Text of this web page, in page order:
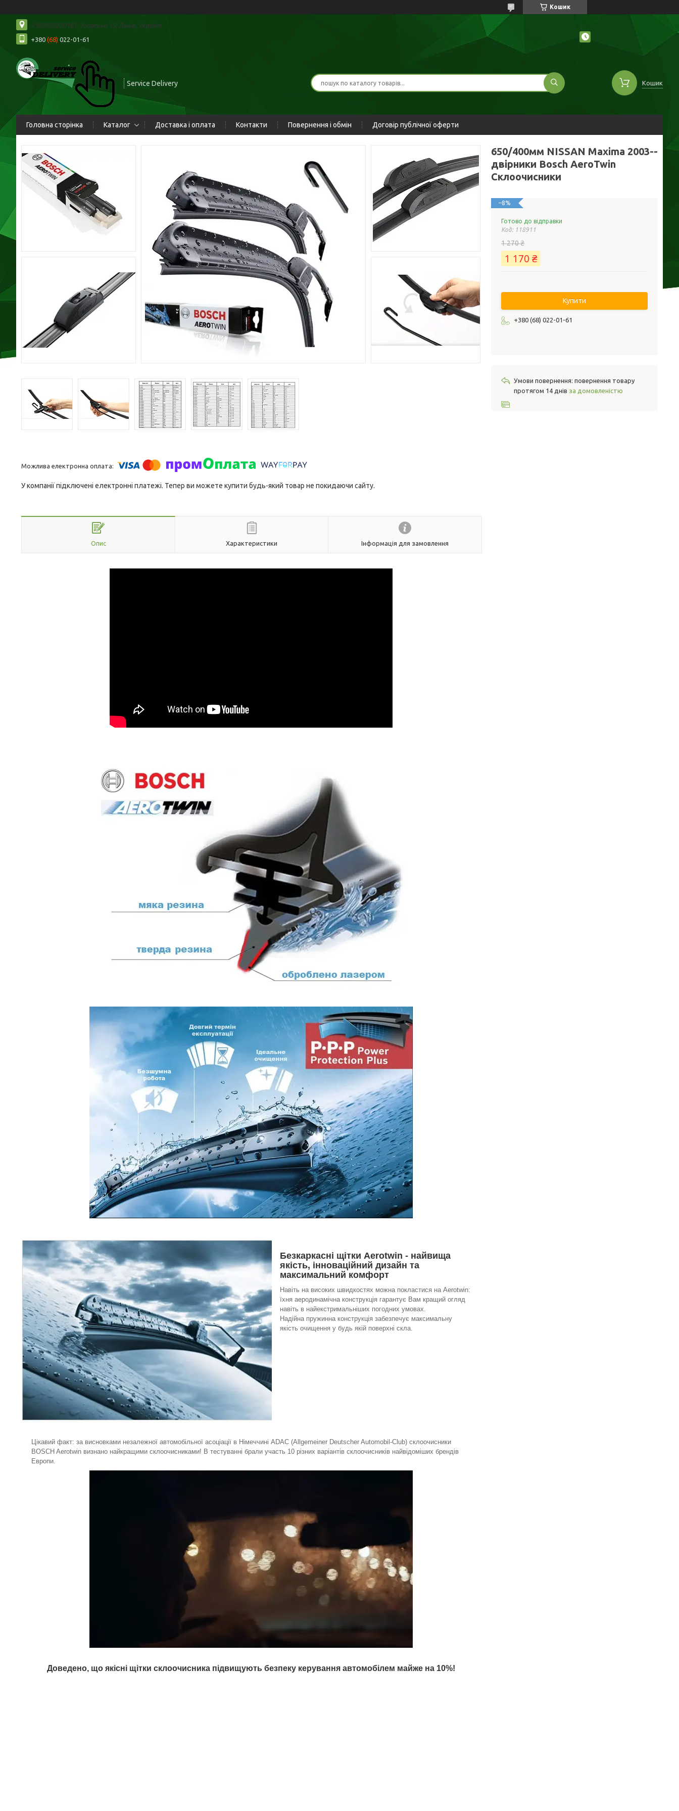
Кошик
+380680220161, Угорська 15, Львів, Україна
+380 (68) 022-01-61
Service Delivery Кошик
Головна сторінка Каталог Доставка і оплата Контакти Повернення і обмін Договір публічної оферти
У компанії підключені електронні платежі. Тепер ви можете купити будь-який товар не покидаючи сайту.
Опис Характеристики Інформація для замовлення
Безкаркасні щітки Aerotwin - найвища
якість, інноваційний дизайн та
максимальний комфорт
Навіть на високих швидкостях можна покластися на Aerotwin:
їхня аеродинамічна конструкція гарантує Вам кращий огляд
навіть в найекстримальніших погодних умовах.
Надійна пружинна конструкція забезпечує максимальну
якість очищення у будь якій поверхні скла.
Цікавий факт: за висновками незалежної автомобільної асоціації в Німеччині ADAC (Allgemeiner Deutscher Automobil-Club) склоочисники
BOSCH Aerotwin визнано найкращими склоочисниками! В тестуванні брали участь 10 різних варіантів склоочисників найвідоміших брендів
Европи.
Доведено, що якісні щітки склоочисника підвищують безпеку керування автомобілем майже на 10%!
650/400мм NISSAN Maxima 2003--
двірники Bosch AeroTwin
Склоочисники
–8%
Готово до відправки
Код: 118911
1 270 ₴
1 170 ₴
Купити
+380 (68) 022-01-61
повернення товару
протягом 14 днів за домовленістю